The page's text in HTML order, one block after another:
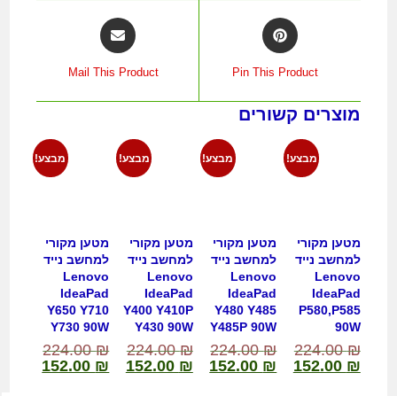
Pin This Product
Mail This Product
מוצרים קשורים
מבצע!
מטען מקורי
למחשב נייד
Lenovo
IdeaPad
P580,P585
90W
224.00₪
152.00 ₪
מבצע!
מטען מקורי
למחשב נייד
Lenovo
IdeaPad
Y480 Y485
Y485P 90W
224.00₪
152.00 ₪
מבצע!
מטען מקורי
למחשב נייד
Lenovo
IdeaPad
Y400 Y410P
Y430 90W
224.00₪
152.00 ₪
מבצע!
מטען מקורי
למחשב נייד
Lenovo
IdeaPad
Y650 Y710
Y730 90W
224.00₪
152.00 ₪